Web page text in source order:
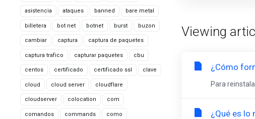
asistencia ataques banned bare metal
billetera bot net botnet burst buzon
cambiar captura captura de paquetes
captura trafico capturar paquetes cbu
centos certificado certificado ssl clave
cloud cloud server cloudflare
cloudserver colocation com
comandos commands como
Viewing
¿Cómo
Para
¿Qué es lo